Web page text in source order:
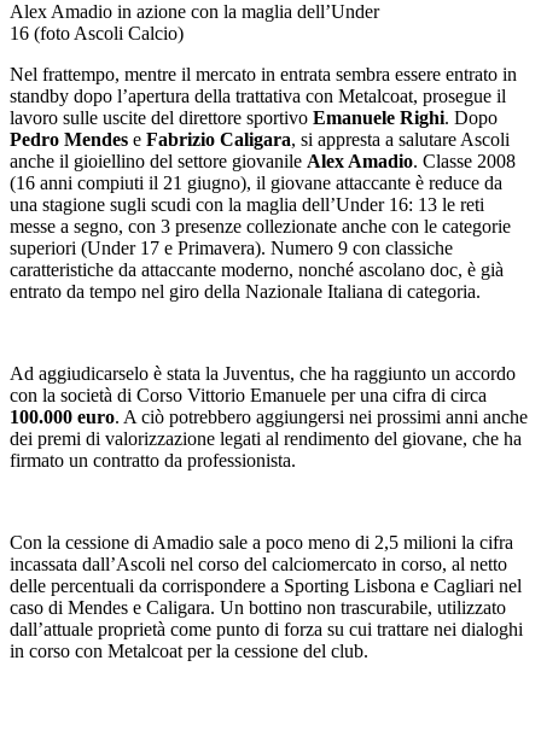
Alex Amadio in azione con la maglia dell’Under
16 (foto Ascoli Calcio)
Nel frattempo, mentre il mercato in entrata sembra essere entrato in
standby dopo l’apertura della trattativa con Metalcoat, prosegue il
lavoro sulle uscite del direttore sportivo Emanuele Righi. Dopo
Pedro Mendes e Fabrizio Caligara, si appresta a salutare Ascoli
anche il gioiellino del settore giovanile Alex Amadio. Classe 2008
(16 anni compiuti il 21 giugno), il giovane attaccante è reduce da
una stagione sugli scudi con la maglia dell’Under 16: 13 le reti
messe a segno, con 3 presenze collezionate anche con le categorie
superiori (Under 17 e Primavera). Numero 9 con classiche
caratteristiche da attaccante moderno, nonché ascolano doc, è già
entrato da tempo nel giro della Nazionale Italiana di categoria.
Ad aggiudicarselo è stata la Juventus, che ha raggiunto un accordo
con la società di Corso Vittorio Emanuele per una cifra di circa
100.000 euro. A ciò potrebbero aggiungersi nei prossimi anni anche
dei premi di valorizzazione legati al rendimento del giovane, che ha
firmato un contratto da professionista.
Con la cessione di Amadio sale a poco meno di 2,5 milioni la cifra
incassata dall’Ascoli nel corso del calciomercato in corso, al netto
delle percentuali da corrispondere a Sporting Lisbona e Cagliari nel
caso di Mendes e Caligara. Un bottino non trascurabile, utilizzato
dall’attuale proprietà come punto di forza su cui trattare nei dialoghi
in corso con Metalcoat per la cessione del club.